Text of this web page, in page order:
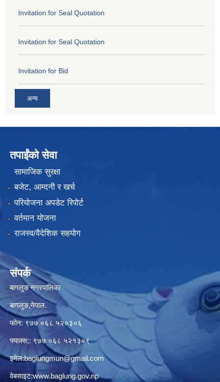
Invitation for Seal Quotation
Invitation for Seal Quotation
Invitation for Bid
अन्य
तपाईंको सेवा
सामाजिक सुरक्षा
बजेट, आम्दनी र खर्च
परियोजना अपडेट रिपोर्ट
वर्तमान योजना
राजस्व/वैदेशिक सहयोग
संपर्क
बागलुङ नगरपालिका
बागलुङ,नेपाल.
फोन: ९७७ ०६८ ५२०३०६
फ्याक्स;: ९७७ ०६८ ५२१३०९
इमेल:baglungmun@gmail.com
वेबसाइट:www.baglung.gov.np